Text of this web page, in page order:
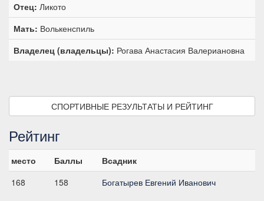
Отец: Ликото
Мать: Волькенспиль
Владелец (владельцы): Рогава Анастасия Валериановна
СПОРТИВНЫЕ РЕЗУЛЬТАТЫ И РЕЙТИНГ
Рейтинг
место Баллы
Всадник
168
158 Богатырев Евгений Иванович